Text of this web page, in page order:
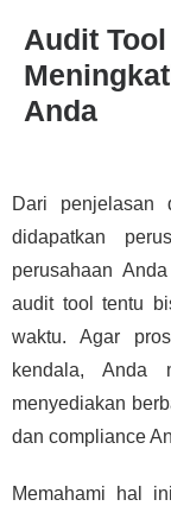
Audit
Anda
Dari
didapatkan
perusahaan
audit tool tentu
waktu. Agar
kendala, Anda
menyediakan
dan compliance
Memahami hal